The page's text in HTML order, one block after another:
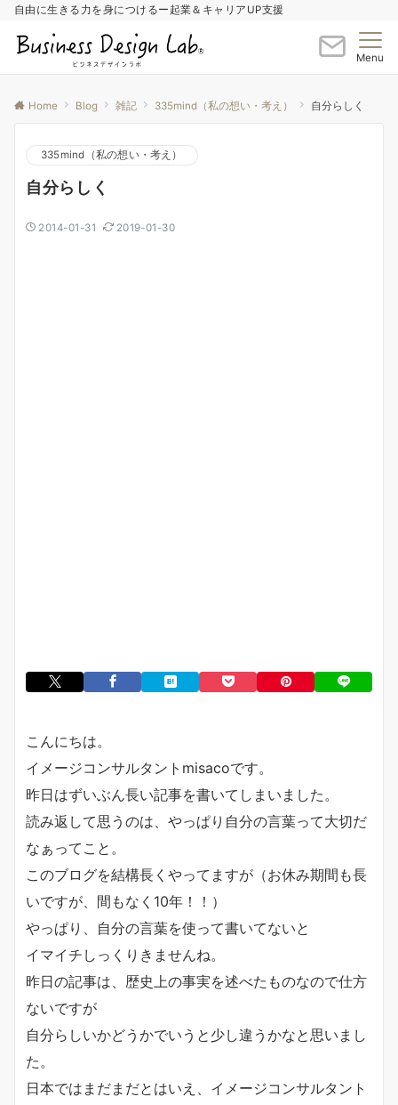
自由に生きる力を身につけるー起業＆キャリアUP支援
Menu
Home Blog 雑記 335mind（私の想い・考え） 自分らしく
335mind（私の想い・考え）
自分らしく
2014-01-31 2019-01-30
こんにちは。
イメージコンサルタントmisacoです。
昨日はずいぶん長い記事を書いてしまいました。
読み返して思うのは、やっぱり自分の言葉って大切だ
なぁってこと。
このブログを結構長くやってますが（お休み期間も長
いですが、間もなく10年！！）
やっぱり、自分の言葉を使って書いてないと
イマイチしっくりきませんね。
昨日の記事は、歴史上の事実を述べたものなので仕方
ないですが
自分らしいかどうかでいうと少し違うかなと思いまし
た。
日本ではまだまだとはいえ、イメージコンサルタント